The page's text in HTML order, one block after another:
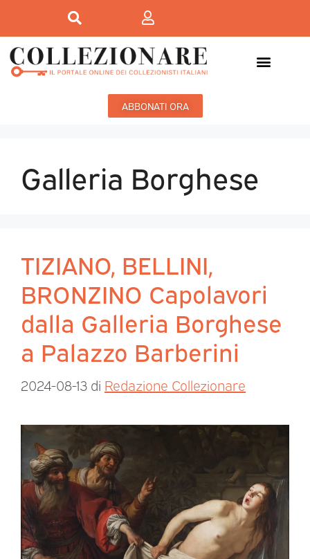
ABBONATI ORA
Galleria Borghese
TIZIANO, BELLINI,
BRONZINO Capolavori
dalla Galleria Borghese
a Palazzo Barberini
2024-08-13 di Redazione Collezionare